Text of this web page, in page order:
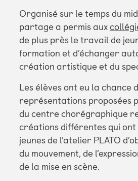
Organisé sur le temps du
partage a permis aux
de plus près le travail de
formation et d’échanger
création artistique et du
Les élèves ont eu la chance
représentations proposées
du centre chorégraphique
créations différentes qui ont
jeunes de l’atelier PLATO
du mouvement, de
de la mise en scène.